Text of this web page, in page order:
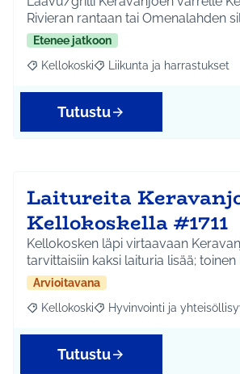
Rivieran rantaan tai Omenalahden
Etenee jatkoon
Rajaa tulokset aihepiirin mukaan:
Kellokoski Rajaa tulokset teeman
Liikunta ja harrastukset
Tutustu
Laitureita
Kellokoskella #1711
Kellokosken läpi virtaavaan
tarvittaisiin kaksi laituria lisää; toinen
Arvioitavana
Rajaa tulokset aihepiirin mukaan:
Kellokoski Rajaa tulokset teeman
Hyvinvointi ja
Tutustu